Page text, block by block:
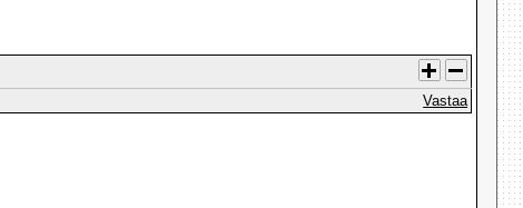
Vastaa